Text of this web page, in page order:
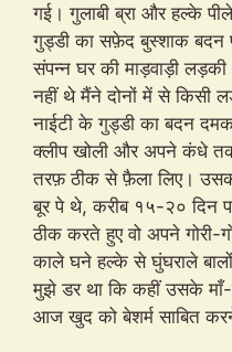
गई। गुलाबी ब्रा और हल्के
गुड्डी का सफ़ेद बुस्शाक बदन
संपन्न घर की माड़वाड़ी
नहीं थे मैंने दोनों में से किसी
नाईटी के गुड्डी का बदन
क्लीप खोली और अपने कंधे
तरफ़ ठीक से फ़ैला लिए।
बूर पे थे, करीब १५-२० दिन
ठीक करते हुए वो अपने गोरी-
काले घने हल्के से घुंघराले
मुझे डर था कि कहीं उसके माँ-
आज खुद को बेशर्म साबित